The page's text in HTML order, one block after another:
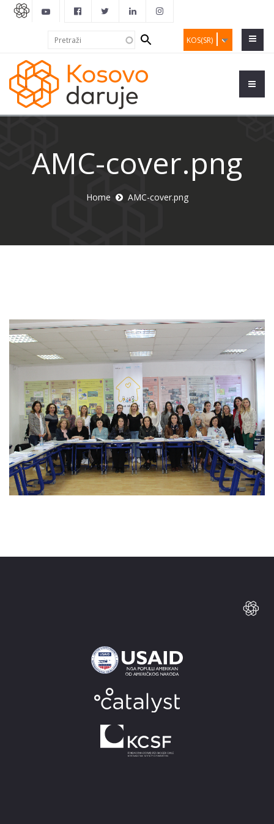
KOS(SR)
Search
form
AMC-cover.png
Home AMC-cover.png